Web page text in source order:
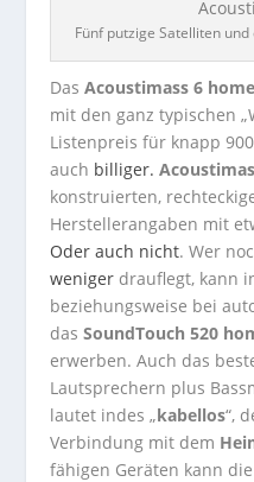
Fünf putzige Satelliten
DasAcoustimass 6
mit den ganz typischen
Listenpreis für knapp
auch billiger.
konstruierten,
Herstellerangaben mit
Oder auch nicht. Wer
weniger drauflegt, kann
beziehungsweise bei
dasSoundTouch 520
erwerben. Auch das
Lautsprechern plus
lautet indes „kabellos“,
Verbindung mit dem
fähigen Geräten kann